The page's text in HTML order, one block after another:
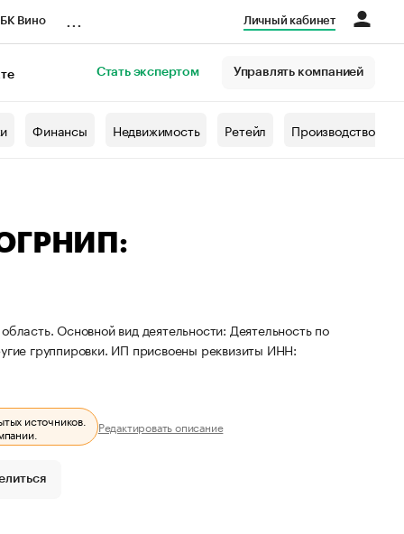
Вино Личный кабинет
Стать экспертом Управлять компанией
Финансы Недвижимость Ретейл Производство
Основной вид деятельности: Деятельность по
группировки. ИП присвоены реквизиты ИНН:
источников.
Редактировать описание